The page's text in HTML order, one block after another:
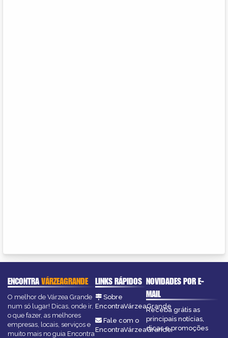
ENCONTRAVÁRZEAGRANDE
O melhor de Várzea Grande
num só lugar! Dicas, onde ir,
o que fazer, as melhores
empresas, locais, serviços e
muito mais no guia Encontra
LINKS RÁPIDOS
Sobre
EncontraVárzeaGrande
Fale com o
EncontraVárzeaGrande
NOVIDADES POR E-
MAIL
Receba grátis as
principais notícias,
dicas e promoções